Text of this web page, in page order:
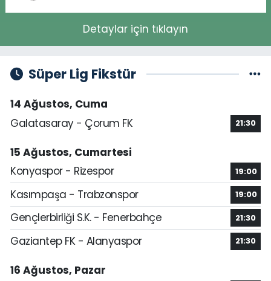
Detaylar için tıklayın
Süper Lig Fikstür
14 Ağustos, Cuma
Galatasaray - Çorum FK
21:30
15 Ağustos, Cumartesi
Konyaspor - Rizespor
19:00
Kasımpaşa - Trabzonspor 19:00
Gençlerbirliği S.K. - Fenerbahçe 21:30
Gaziantep FK - Alanyaspor 21:30
16 Ağustos, Pazar